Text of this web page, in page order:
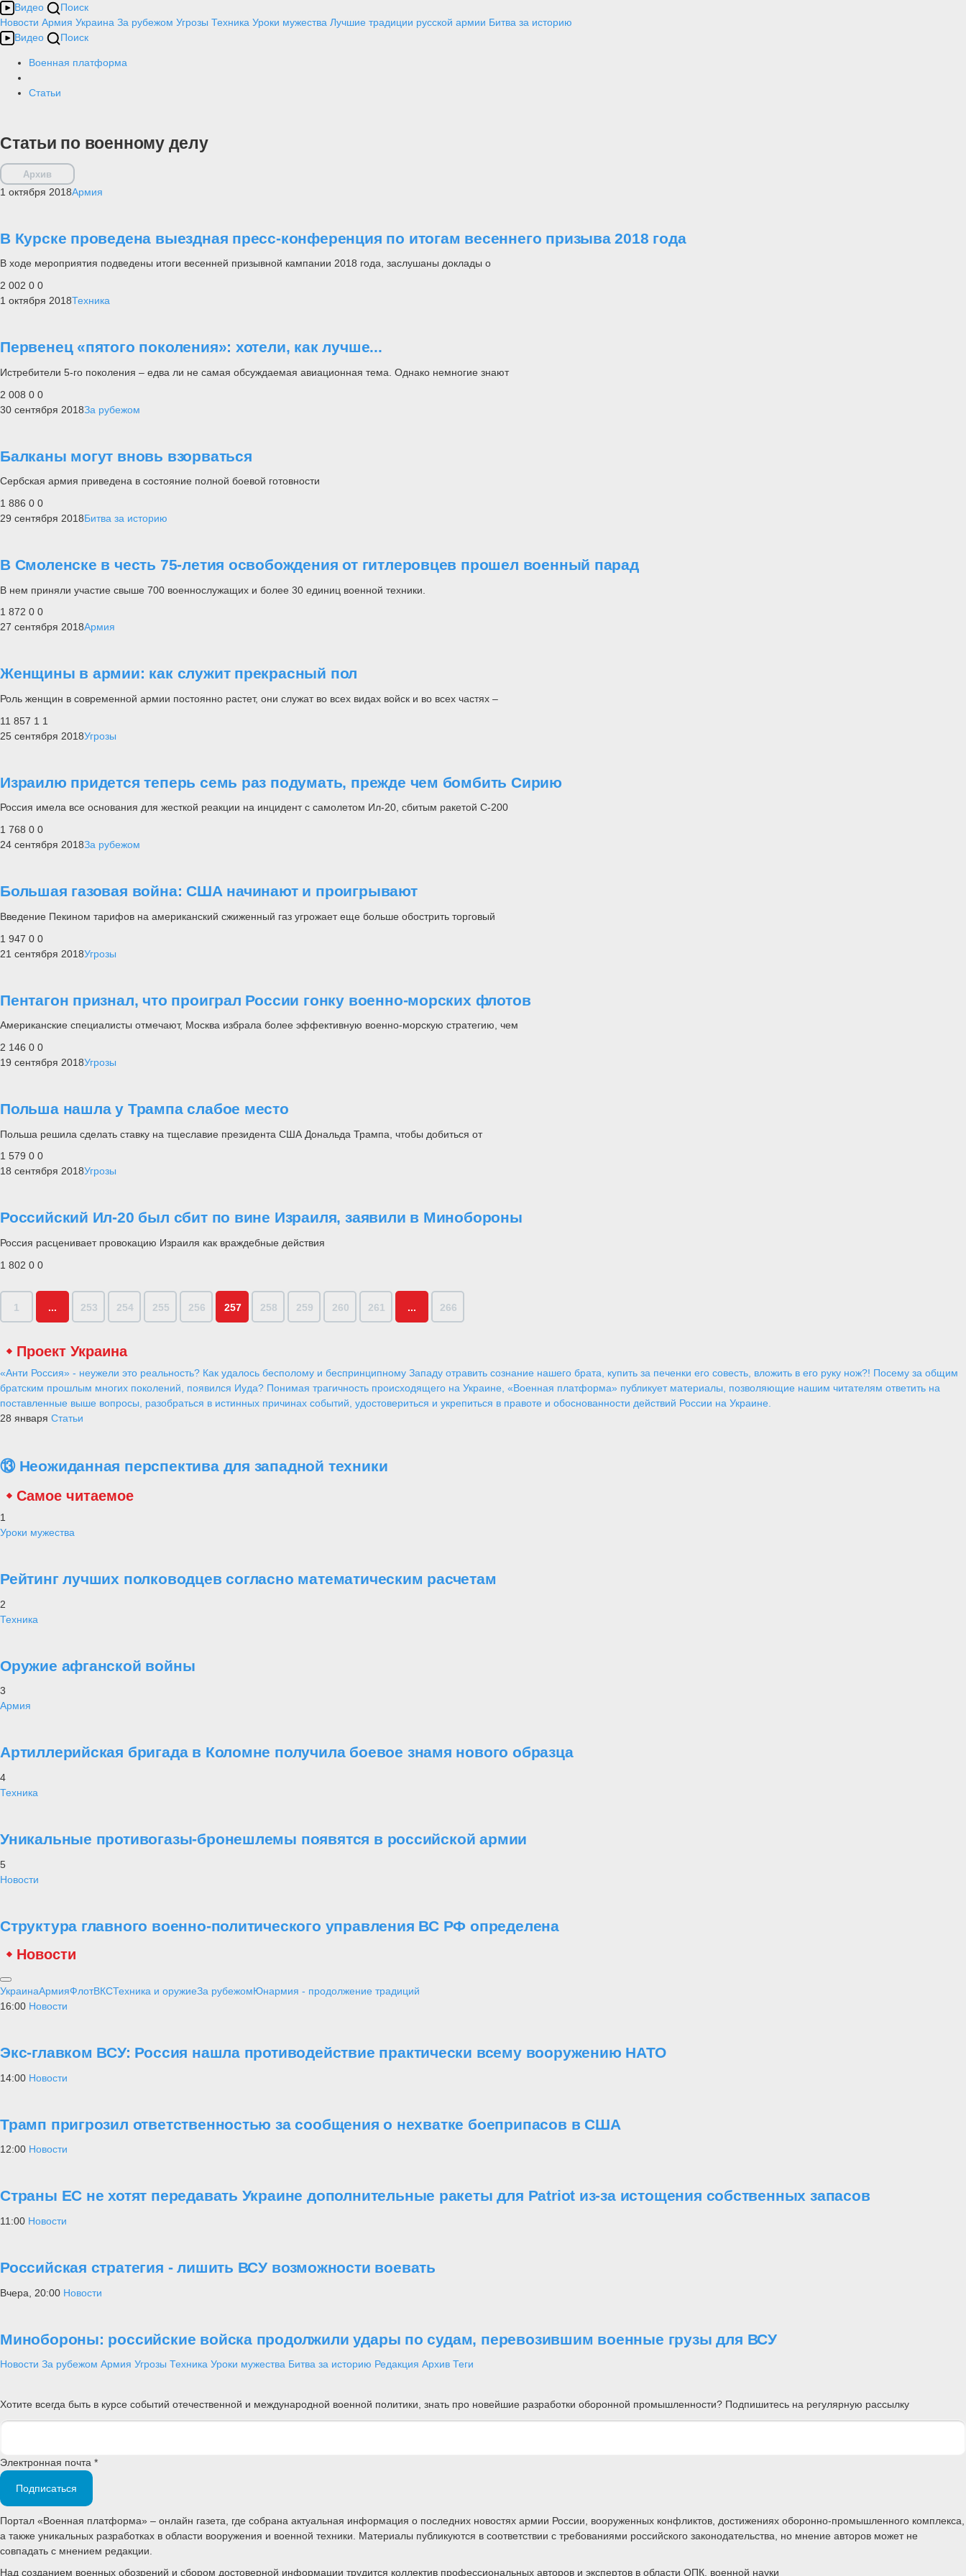
Видео
Поиск
Новости Армия Украина За рубежом Угрозы Техника Уроки мужества Лучшие традиции русской армии Битва за историю
Видео
Поиск
Военная платформа
Статьи
Статьи по военному делу
Архив
1 октября 2018Армия
В Курске проведена выездная пресс-конференция по итогам весеннего призыва 2018 года
В ходе мероприятия подведены итоги весенней призывной кампании 2018 года, заслушаны доклады о
2 002 0 0
1 октября 2018Техника
Первенец «пятого поколения»: хотели, как лучше...
Истребители 5-го поколения – едва ли не самая обсуждаемая авиационная тема. Однако немногие знают
2 008 0 0
30 сентября 2018За рубежом
Балканы могут вновь взорваться
Сербская армия приведена в состояние полной боевой готовности
1 886 0 0
29 сентября 2018Битва за историю
В Смоленске в честь 75-летия освобождения от гитлеровцев прошел военный парад
В нем приняли участие свыше 700 военнослужащих и более 30 единиц военной техники.
1 872 0 0
27 сентября 2018Армия
Женщины в армии: как служит прекрасный пол
Роль женщин в современной армии постоянно растет, они служат во всех видах войск и во всех частях –
11 857 1 1
25 сентября 2018Угрозы
Израилю придется теперь семь раз подумать, прежде чем бомбить Сирию
Россия имела все основания для жесткой реакции на инцидент с самолетом Ил-20, сбитым ракетой С-200
1 768 0 0
24 сентября 2018За рубежом
Большая газовая война: США начинают и проигрывают
Введение Пекином тарифов на американский сжиженный газ угрожает еще больше обострить торговый
1 947 0 0
21 сентября 2018Угрозы
Пентагон признал, что проиграл России гонку военно-морских флотов
Американские специалисты отмечают, Москва избрала более эффективную военно-морскую стратегию, чем
2 146 0 0
19 сентября 2018Угрозы
Польша нашла у Трампа слабое место
Польша решила сделать ставку на тщеславие президента США Дональда Трампа, чтобы добиться от
1 579 0 0
18 сентября 2018Угрозы
Российский Ил-20 был сбит по вине Израиля, заявили в Минобороны
Россия расценивает провокацию Израиля как враждебные действия
1 802 0 0
1 ... 253 254 255 256 257 258 259 260 261 ... 266
Проект Украина
«Анти Россия» - неужели это реальность? Как удалось бесполому и беспринципному Западу отравить сознание нашего брата, купить за печенки его совесть, вложить в его руку нож?! Посему за общим
братским прошлым многих поколений, появился Иуда? Понимая трагичность происходящего на Украине, «Военная платформа» публикует материалы, позволяющие нашим читателям ответить на
поставленные выше вопросы, разобраться в истинных причинах событий, удостовериться и укрепиться в правоте и обоснованности действий России на Украине.
28 января Статьи
⑬ Неожиданная перспектива для западной техники
Самое читаемое
1
Уроки мужества
Рейтинг лучших полководцев согласно математическим расчетам
2
Техника
Оружие афганской войны
3
Армия
Артиллерийская бригада в Коломне получила боевое знамя нового образца
4
Техника
Уникальные противогазы-бронешлемы появятся в российской армии
5
Новости
Структура главного военно-политического управления ВС РФ определена
Новости
УкраинаАрмияФлотВКСТехника и оружиеЗа рубежомЮнармия - продолжение традиций
16:00 Новости
Экс-главком ВСУ: Россия нашла противодействие практически всему вооружению НАТО
14:00 Новости
Трамп пригрозил ответственностью за сообщения о нехватке боеприпасов в США
12:00 Новости
Страны ЕС не хотят передавать Украине дополнительные ракеты для Patriot из-за истощения собственных запасов
11:00 Новости
Российская стратегия - лишить ВСУ возможности воевать
Вчера, 20:00 Новости
Минобороны: российские войска продолжили удары по судам, перевозившим военные грузы для ВСУ
Новости За рубежом Армия Угрозы Техника Уроки мужества Битва за историю Редакция Архив Теги
Хотите всегда быть в курсе событий отечественной и международной военной политики, знать про новейшие разработки оборонной промышленности? Подпишитесь на регулярную рассылку
Электронная почта *
Подписаться
Портал «Военная платформа» – онлайн газета, где собрана актуальная информация о последних новостях армии России, вооруженных конфликтов, достижениях оборонно-промышленного комплекса,
а также уникальных разработках в области вооружения и военной техники. Материалы публикуются в соответствии с требованиями российского законодательства, но мнение авторов может не
совпадать с мнением редакции.
Над созданием военных обозрений и сбором достоверной информации трудится коллектив профессиональных авторов и экспертов в области ОПК, военной науки